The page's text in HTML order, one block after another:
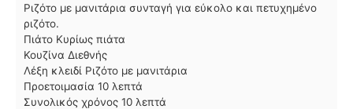
Ριζότο με μανιτάρια συνταγή για εύκολο και πετυχημένο
ριζότο.
Πιάτο Κυρίως πιάτα
Κουζίνα Διεθνής
Λέξη κλειδί Ριζότο με μανιτάρια
Προετοιμασία 10λ
ε
λεπτά
Συνολικός χρόνος 10λλεπτά